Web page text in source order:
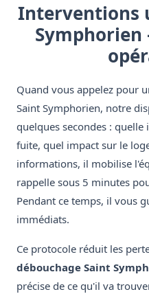
Interventions
Quand vous appelez pour
Saint Symphorien, notre
quelques secondes :
fuite, quel impact sur le
informations, il mobilise
rappelle sous 5 minutes
Pendant ce temps, il vous
immédiats.
Ce protocole réduit les
débouchage Saint
précise de ce qu'il va